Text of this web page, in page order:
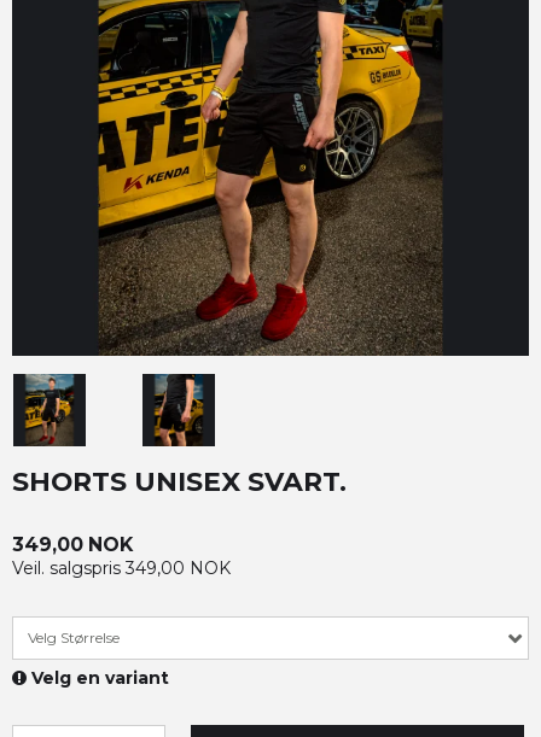
SHORTS UNISEX SVART.
349,00 NOK
Veil. salgspris 349,00 NOK
Velg Størrelse
Velg en variant